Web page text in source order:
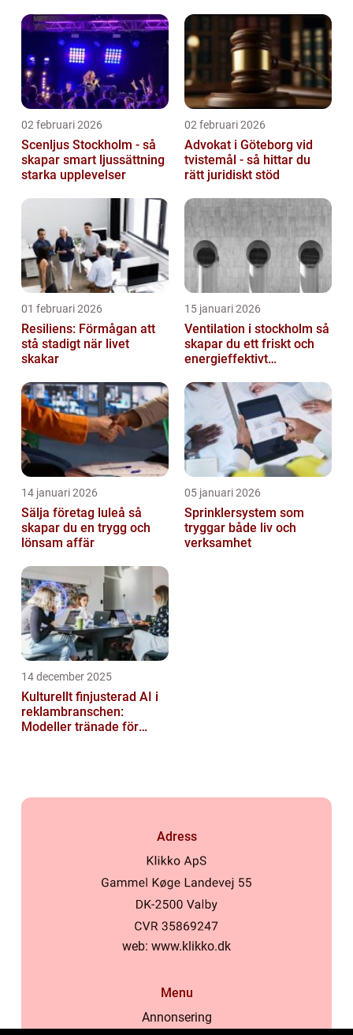
02 februari 2026
Scenljus Stockholm - så
skapar smart ljussättning
starka upplevelser
02 februari 2026
Advokat i Göteborg vid
tvistemål - så hittar du
rätt juridiskt stöd
01 februari 2026
Resiliens: Förmågan att
stå stadigt när livet
skakar
15 januari 2026
Ventilation i stockholm så
skapar du ett friskt och
energieffektivt
14 januari 2026
Sälja företag luleå så
skapar du en trygg och
lönsam affär
05 januari 2026
Sprinklersystem som
tryggar både liv och
verksamhet
14 december 2025
Kulturellt finjusterad AI i
reklambranschen:
Modeller tränade för
Adress
web: www.klikko.dk
Menu
Annonsering